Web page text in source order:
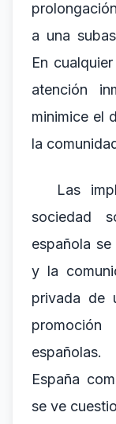
a una
En
atención
minimice el
la
Las
sociedad
española
y la
privada de
España
se ve